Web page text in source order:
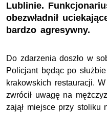
Lublinie.
obezwładnił
bardzo agresywny.
Do zdarzenia doszło w
Policjant będąc po
krakowskich restauracji.
zwrócił uwagę na
zajął miejsce przy stoliku